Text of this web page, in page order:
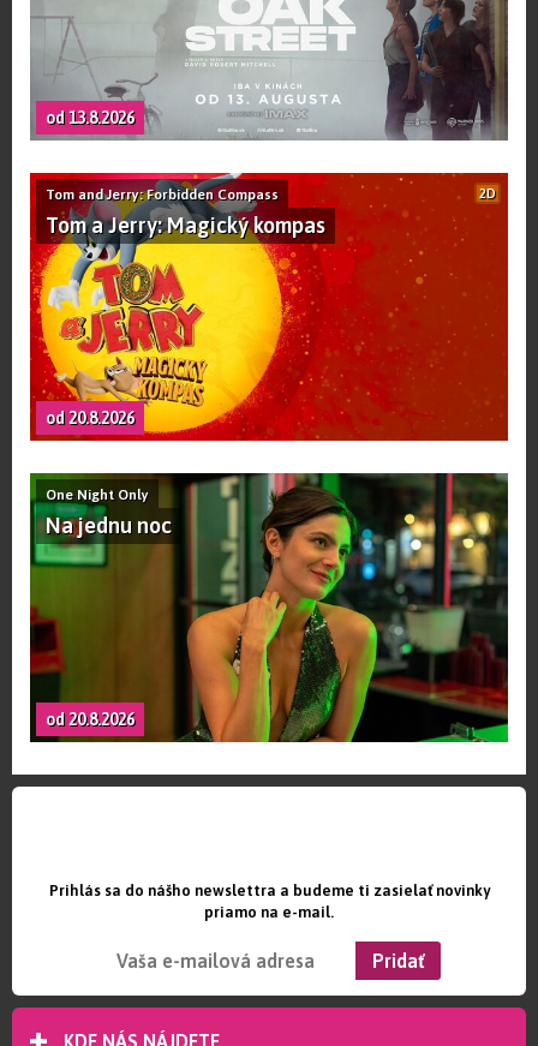
od 13.8.2026
Tom and Jerry: Forbidden Compass
Tom a Jerry: Magický kompas
2D
od 20.8.2026
One Night Only
Na jednu noc
od 20.8.2026
Prihlás sa do nášho newslettra a budeme ti zasielať novinky
priamo na e-mail.
KDE NÁS NÁJDETE